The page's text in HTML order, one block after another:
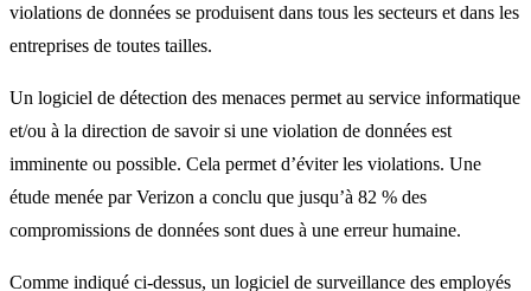
violations de données se produisent dans tous les secteurs et dans les
entreprises de toutes tailles.
Un logiciel de détection des menaces permet au service informatique
et/ou à la direction de savoir si une violation de données est
imminente ou possible. Cela permet d’éviter les violations. Une
étude menée par Verizon a conclu que jusqu’à 82 % des
compromissions de données sont dues à une erreur humaine.
Comme indiqué ci-dessus, un logiciel de surveillance des employés